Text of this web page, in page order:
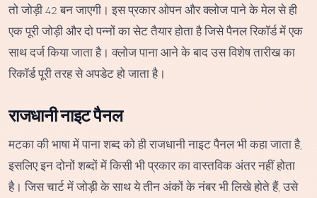
तो जोड़ी 42 बन जाएगी। इस प्रकार ओपन और क्लोज पाने के मेल से ही
एक पूरी जोड़ी और दो पन्नों का सेट तैयार होता है जिसे पैनल रिकॉर्ड में एक
साथ दर्ज किया जाता है। क्लोज पाना आने के बाद उस विशेष तारीख का
रिकॉर्ड पूरी तरह से अपडेट हो जाता है।
राजधानी नाइट पैनल
मटका की भाषा में पाना शब्द को ही राजधानी नाइट पैनल भी कहा जाता है,
इसलिए इन दोनों शब्दों में किसी भी प्रकार का वास्तविक अंतर नहीं होता
है। जिस चार्ट में जोड़ी के साथ ये तीन अंकों के नंबर भी लिखे होते हैं, उसे